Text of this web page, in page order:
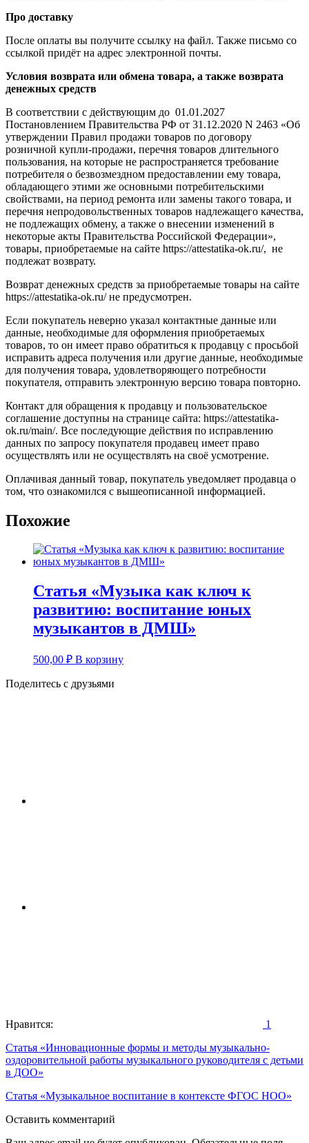
Про доставку
После оплаты вы получите ссылку на файл. Также письмо со
ссылкой придёт на адрес электронной почты.
Условия возврата или обмена товара, а также возврата
денежных средств
В соответствии с действующим до 01.01.2027
Постановлением Правительства РФ от 31.12.2020 N 2463 «Об
утверждении Правил продажи товаров по договору
розничной купли-продажи, перечня товаров длительного
пользования, на которые не распространяется требование
потребителя о безвозмездном предоставлении ему товара,
обладающего этими же основными потребительскими
свойствами, на период ремонта или замены такого товара, и
перечня непродовольственных товаров надлежащего качества,
не подлежащих обмену, а также о внесении изменений в
некоторые акты Правительства Российской Федерации»,
товары, приобретаемые на сайте https://attestatika-ok.ru/, не
подлежат возврату.
Возврат денежных средств за приобретаемые товары на сайте
https://attestatika-ok.ru/ не предусмотрен.
Если покупатель неверно указал контактные данные или
данные, необходимые для оформления приобретаемых
товаров, то он имеет право обратиться к продавцу с просьбой
исправить адреса получения или другие данные, необходимые
для получения товара, удовлетворяющего потребности
покупателя, отправить электронную версию товара повторно.
Контакт для обращения к продавцу и пользовательское
соглашение доступны на странице сайта: https://attestatika-
ok.ru/main/. Все последующие действия по исправлению
данных по запросу покупателя продавец имеет право
осуществлять или не осуществлять на своё усмотрение.
Оплачивая данный товар, покупатель уведомляет продавца о
том, что ознакомился с вышеописанной информацией.
Похожие
Статья «Музыка как ключ к
развитию: воспитание юных
музыкантов в ДМШ»
500,00 ₽ В корзину
Поделитесь с друзьями
Нравится: 1
Навигация
по
записям
Статья «Инновационные формы и методы музыкально-
оздоровительной работы музыкального руководителя с детьми
в ДОО»
Статья «Музыкальное воспитание в контексте ФГОС НОО»
Оставить комментарий